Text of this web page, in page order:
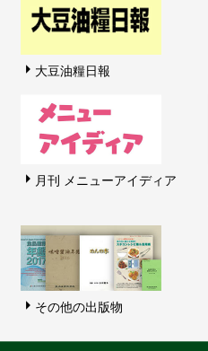
大豆油糧日報
月刊 メニューアイディア
その他の出版物